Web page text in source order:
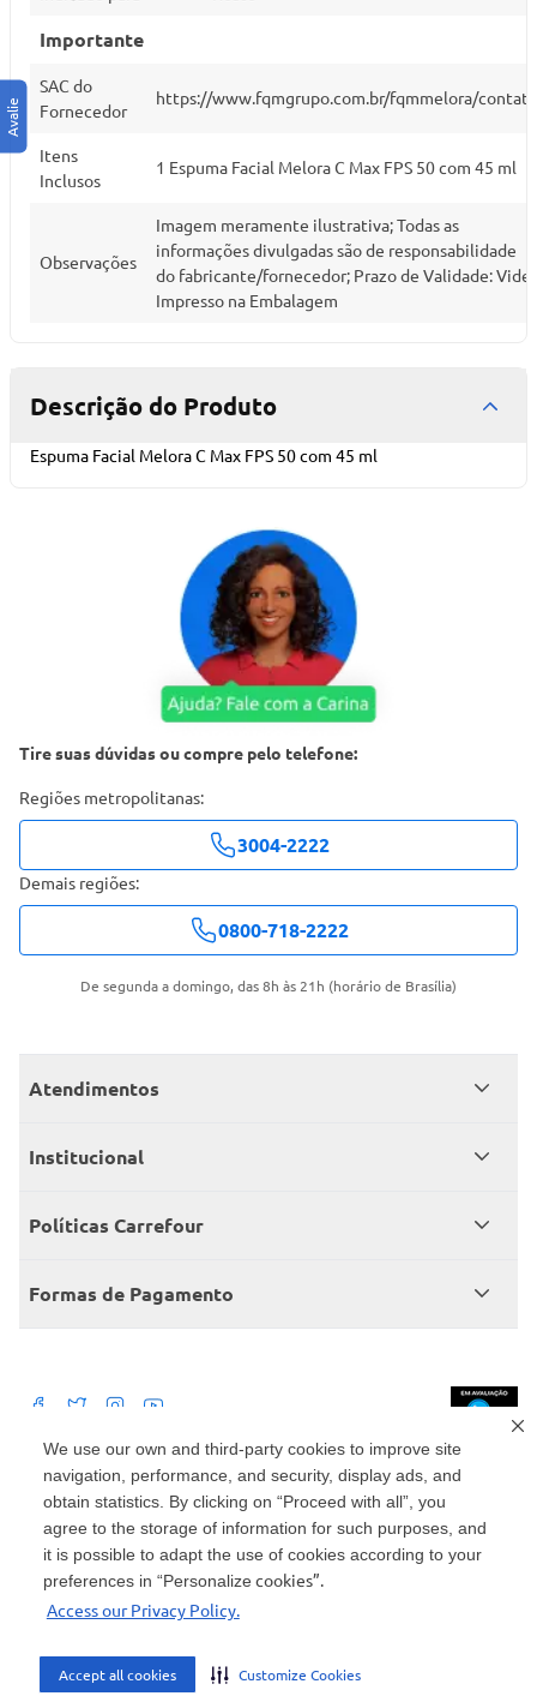
We use our own and third-party cookies to improve site
navigation, performance, and security, display ads, and
obtain statistics. By clicking on “Proceed with all”, you
agree to the storage of information for such purposes, and
it is possible to adapt the use of cookies according to your
preferences in “Personalize cookies”.
Access our Privacy Policy.
Accept all cookies Customize Cookies
Importante
SAC do
Fornecedor
https://www.fqmgrupo.com.br/fqmmelora/contato
Itens
Inclusos
1 Espuma Facial Melora C Max FPS 50 com 45 ml
Observações
Imagem meramente ilustrativa; Todas as
informações divulgadas são de responsabilidade
do fabricante/fornecedor; Prazo de Validade: Vide
Impresso na Embalagem
Descrição do Produto
Espuma Facial Melora C Max FPS 50 com 45 ml
Tire suas dúvidas ou compre pelo telefone:
Regiões metropolitanas:
3004-2222
Demais regiões:
0800-718-2222
De segunda a domingo, das 8h às 21h (horário de Brasília)
Atendimentos
Meus pedidos
Consumidor.gov
Institucional
Grupo Carrefour Brasil
Produtos Carrefour
Políticas Carrefour
Políticas de entregas
Políticas de trocas e devoluções
Formas de Pagamento
Mercado: Carrefour Comércio e Indústrias Ltda Via de Acesso Norte, Km 38,
nº 420, Empresarial Gato Preto, Cajamar - SP | CEP 07789-100 | CNPJ:
45.543.915/0846-95
Drogaria: Carrefour Comercio e Industria Ltda: Avenida das Nações Unidas,
15187, Loja 104/105/106 Bloco A Setor 1 - Vila Gertrudes, São Paulo, SP |
CEP 04794-000 | CNPJ: 45.543.915/0736-50
Envio de documentos administrativos e jurídicos: Avenida Tucunaré, 125 -
Tamboré, Barueri - SP | CEP 06460-020
atendimento@carrefour.com.br